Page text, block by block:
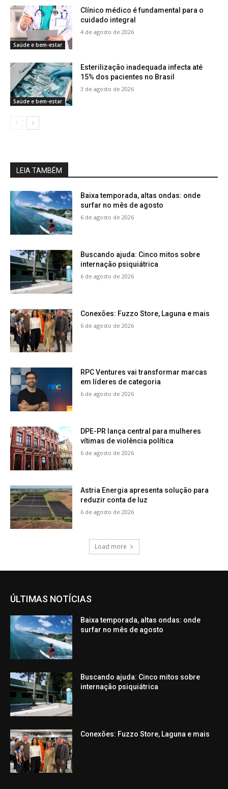
Saúde e bem-estar
Clínico médico é fundamental para o
cuidado integral
4 de agosto de 2026
Saúde e bem-estar
Esterilização inadequada infecta até
15% dos pacientes no Brasil
3 de agosto de 2026
LEIA TAMBÉM
Baixa temporada, altas ondas: onde
surfar no mês de agosto
6 de agosto de 2026
Buscando ajuda: Cinco mitos sobre
internação psiquiátrica
6 de agosto de 2026
Conexões: Fuzzo Store, Laguna e mais
6 de agosto de 2026
RPC Ventures vai transformar marcas
em líderes de categoria
6 de agosto de 2026
DPE-PR lança central para mulheres
vítimas de violência política
6 de agosto de 2026
Astria Energia apresenta solução para
reduzir conta de luz
6 de agosto de 2026
Load more
ÚLTIMAS NOTÍCIAS
Baixa temporada, altas ondas: onde
surfar no mês de agosto
Buscando ajuda: Cinco mitos sobre
internação psiquiátrica
Conexões: Fuzzo Store, Laguna e mais